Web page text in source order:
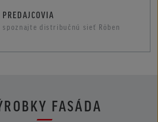
PREDAJCOVIA
spoznajte distribučnú sieť Röben
FASÁDA